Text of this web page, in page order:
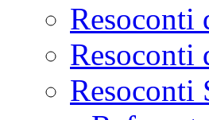
Resoconti
Resoconti
Resoconti